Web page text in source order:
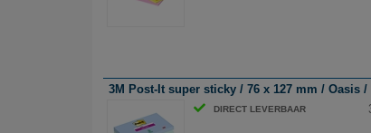
3M Post-It super sticky / 76 x 127 mm / Oasis /
DIRECT LEVERBAAR